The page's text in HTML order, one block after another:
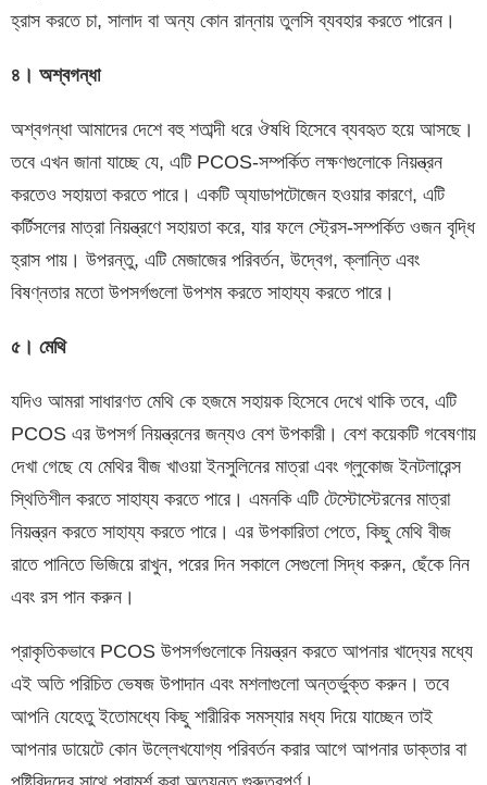
হ্রাস করতে চা, সালাদ বা অন্য কোন রান্নায় তুলসি ব্যবহার করতে পারেন।
৪। অশ্বগন্ধা
অশ্বগন্ধা আমাদের দেশে বহু শতাব্দী ধরে ঔষধি হিসেবে ব্যবহৃত হয়ে আসছে।
তবে এখন জানা যাচ্ছে যে, এটি PCOS-সম্পর্কিত লক্ষণগুলোকে নিয়ন্ত্রন
করতেও সহায়তা করতে পারে। একটি অ্যাডাপটোজেন হওয়ার কারণে, এটি
কর্টিসলের মাত্রা নিয়ন্ত্রণে সহায়তা করে, যার ফলে স্ট্রেস-সম্পর্কিত ওজন বৃদ্ধি
হ্রাস পায়। উপরন্তু, এটি মেজাজের পরিবর্তন, উদ্বেগ, ক্লান্তি এবং
বিষণ্নতার মতো উপসর্গগুলো উপশম করতে সাহায্য করতে পারে।
৫। মেথি
যদিও আমরা সাধারণত মেথি কে হজমে সহায়ক হিসেবে দেখে থাকি তবে, এটি
PCOS এর উপসর্গ নিয়ন্ত্রনের জন্যও বেশ উপকারী। বেশ কয়েকটি গবেষণায়
দেখা গেছে যে মেথির বীজ খাওয়া ইনসুলিনের মাত্রা এবং গ্লুকোজ ইনটলারেন্স
স্থিতিশীল করতে সাহায্য করতে পারে। এমনকি এটি টেস্টোস্টেরনের মাত্রা
নিয়ন্ত্রন করতে সাহায্য করতে পারে। এর উপকারিতা পেতে, কিছু মেথি বীজ
রাতে পানিতে ভিজিয়ে রাখুন, পরের দিন সকালে সেগুলো সিদ্ধ করুন, ছেঁকে নিন
এবং রস পান করুন।
প্রাকৃতিকভাবে PCOS উপসর্গগুলোকে নিয়ন্ত্রন করতে আপনার খাদ্যের মধ্যে
এই অতি পরিচিত ভেষজ উপাদান এবং মশলাগুলো অন্তর্ভুক্ত করুন। তবে
আপনি যেহেতু ইতোমধ্যে কিছু শারীরিক সমস্যার মধ্য দিয়ে যাচ্ছেন তাই
আপনার ডায়েটে কোন উল্লেখযোগ্য পরিবর্তন করার আগে আপনার ডাক্তার বা